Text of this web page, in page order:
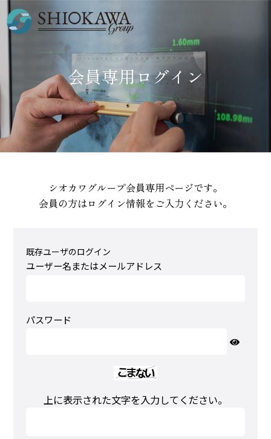
会員専用ログイン
シオカワグループ会員専用ページです。
会員の方はログイン情報をご入力ください。
既存ユーザのログイン
ユーザー名またはメールアドレス
パスワード
上に表示された文字を入力してください。